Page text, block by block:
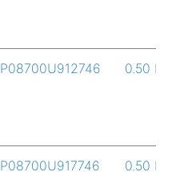
P08700U912746 0.50 L
P08700U917746 0.50 L